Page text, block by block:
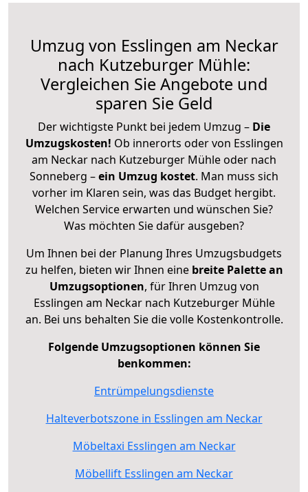
Umzug von Esslingen am Neckar
nach Kutzeburger Mühle:
Vergleichen Sie Angebote und
sparen Sie Geld
Der wichtigste Punkt bei jedem Umzug – Die
Umzugskosten! Ob innerorts oder von Esslingen
am Neckar nach Kutzeburger Mühle oder nach
Sonneberg –ein Umzug kostet. Man muss sich
vorher im Klaren sein, was das Budget hergibt.
Welchen Service erwarten und wünschen Sie?
Was möchten Sie dafür ausgeben?
Um Ihnen bei der Planung Ihres Umzugsbudgets
zu helfen, bieten wir Ihnen eine breite Palette an
Umzugsoptionen, für Ihren Umzug von
Esslingen am Neckar nach Kutzeburger Mühle
an. Bei uns behalten Sie die volle Kostenkontrolle.
Folgende Umzugsoptionen können Sie
benkommen:
Entrümpelungsdienste
Halteverbotszone in Esslingen am Neckar
Möbeltaxi Esslingen am Neckar
Möbellift Esslingen am Neckar